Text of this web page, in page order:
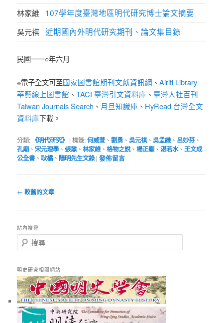
林家維 107學年度臺灣地區明代研究博士論文摘要
吳元祺 近期國內外明代研究期刊、論文集目錄
民國一一○年六月
※電子全文可至國家圖書館期刊文獻資訊網 、Airiti Library
華藝線上圖書館 、TACI 臺灣引文資料庫 、 臺灣人社百刊
Taiwan Journals Search 、 月旦知識庫 、 HyRead 台灣全文
資料庫下載。
分類: 《明代研究》 |標籤:何威萱、劉勇 、吳元祺、吳孟謙、 呂妙芬、
孔廟、 宋元理學、張鼐 、林家維、格物之說、楊正顯、湛若水、王文成
公全書、耿橘、 陽明先生文錄 |發佈留言
文
導
覽
← 較舊的文章
站內搜尋
搜
尋
明史研究相關網站